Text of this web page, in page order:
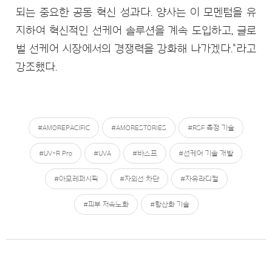
되는 중요한 공동 혁신 성과다. 양사는 이 모멘텀을 유
지하여 혁신적인 선케어 솔루션을 계속 도입하고, 글로
벌 선케어 시장에서의 경쟁력을 강화해 나가겠다."라고
강조했다.
#AMOREPACIFIC #AMORESTORIES #RSF 측정 기술
#UV-R Pro #UVA #바스프 #선케어 기술 개발
#아모레퍼시픽 #자외선 차단 #자유라디컬
#피부 저속노화 #항산화 기술